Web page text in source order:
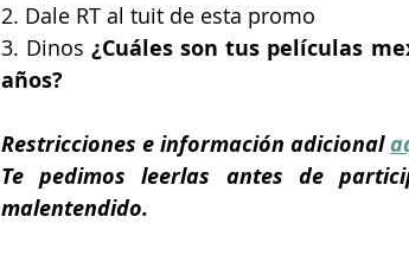
2. Dale RT al tuit de esta promo
3. Dinos ¿Cuáles son tus películas
años?
Restricciones e información adicional
Te pedimos leerlas antes de
malentendido.